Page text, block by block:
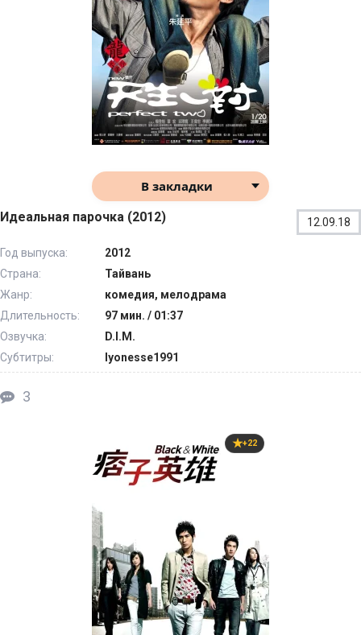
В закладки
Идеальная парочка (2012) 12.09.18
Год выпуска:
2012
Страна:
Тайвань
Жанр:
комедия, мелодрама
Длительность:
97 мин. / 01:37
Озвучка:
D.I.M.
Субтитры:
lyonesse1991
3
+22